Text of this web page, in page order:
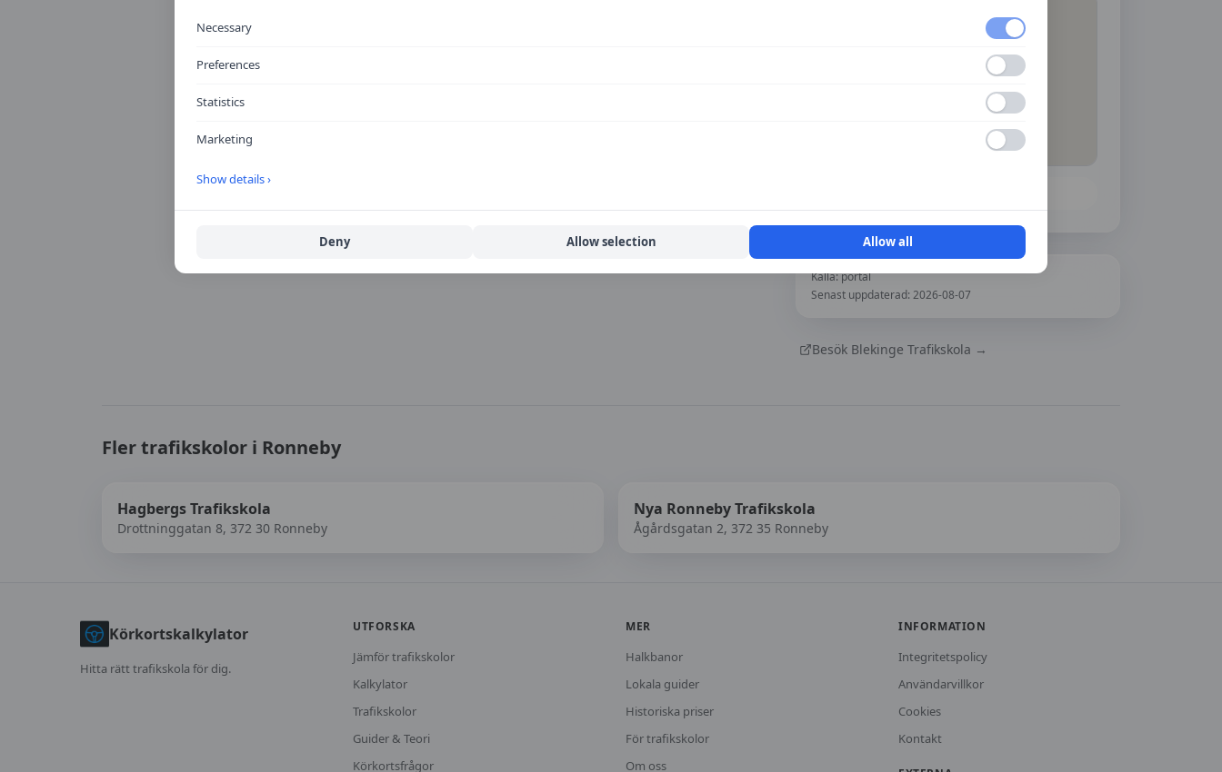
Källa:portal
Senast uppdaterad: 2026-08-07
Besök Blekinge Trafikskola →
Fler trafikskolor i Ronneby
Hagbergs Trafikskola
Drottninggatan 8, 372 30 Ronneby
Nya Ronneby Trafikskola
Ågårdsgatan 2, 372 35 Ronneby
Körkortskalkylator
Hitta rätt trafikskola för dig.
UTFORSKA
Jämför trafikskolor
Kalkylator
Trafikskolor
Guider & Teori
Körkortsfrågor
MER
Halkbanor
Lokala guider
Historiska priser
För trafikskolor
Om oss
INFORMATION
Integritetspolicy
Användarvillkor
Cookies
Kontakt
Necessary
Preferences
Statistics
Marketing
Show details ›
Deny Allow selection Allow all